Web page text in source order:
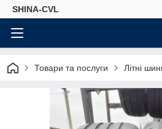
SHINA-CVL
Товари та послуги Літні